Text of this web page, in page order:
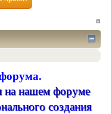
нашем форуме
создания